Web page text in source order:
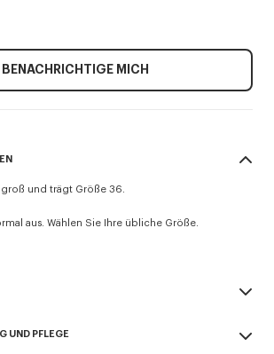
BENACHRICHTIGE MICH
groß und trägt Größe 36.
aus. Wählen Sie Ihre übliche Größe.
mit Jacquard-Monogramm.
UND PFLEGE